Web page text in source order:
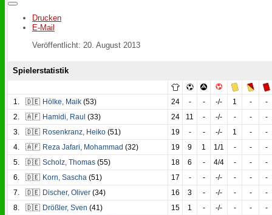
Drucken
E-Mail
Veröffentlicht: 20. August 2013
Spielerstatistik
1. 🇩🇪 Hölke, Maik (53) 24 - - -/- 1 -
-
2.
🇦🇫 Hamidi, Raul (33) 24 11 - -/- - -
-
3.
🇩🇪 Rosenkranz, Heiko (51) 19 - - -/- 1 -
-
4.
🇦🇫 Reza Jafari, Mohammad (32) 19 9 1 1/1 - -
-
5.
🇩🇪 Scholz, Thomas (55) 18 6 - 4/4 - -
-
6.
🇩🇪 Korn, Sascha (51) 17 - - -/- - -
-
7.
🇩🇪 Discher, Oliver (34) 16 3 - -/- - -
-
8.
🇩🇪 Drößler, Sven (41) 15 1 - -/- - -
-